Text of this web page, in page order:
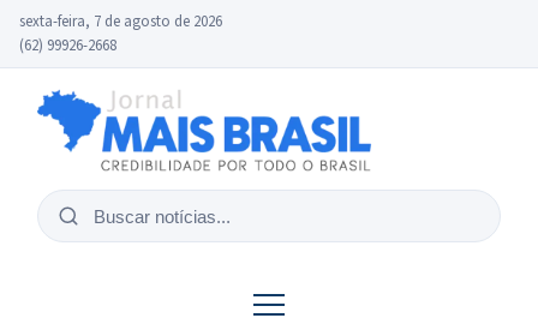
sexta-feira, 7 de agosto de 2026
(62) 99926-2668
Buscar